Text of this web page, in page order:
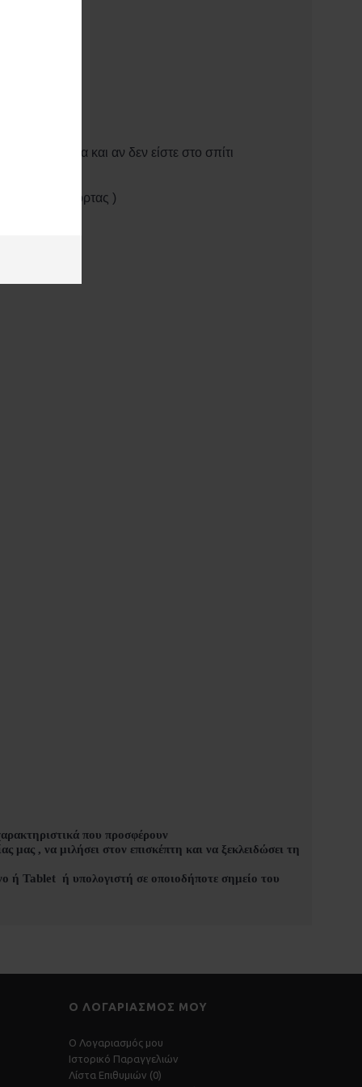
ακόμα και αν δεν είστε στο σπίτι
άνοιγμα πόρτας )
που προσφέρουν
μας , να μιλήσει στον επισκέπτη και να ξεκλειδώσει τη
ή Tabletή υπολογιστή σε οποιοδήποτε σημείο του
Ο ΛΟΓΑΡΙΑΣΜΌΣ ΜΟΥ
O Λογαριασμός μου
Ιστορικό Παραγγελιών
Λίστα Επιθυμιών (0)